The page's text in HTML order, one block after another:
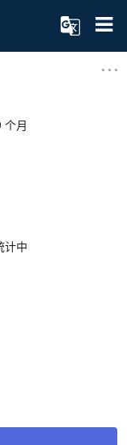
个月
计中